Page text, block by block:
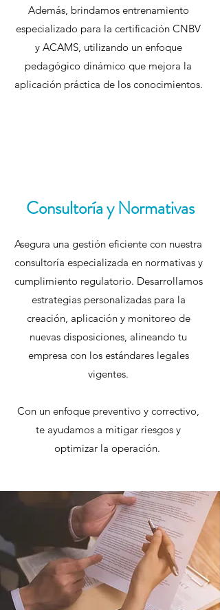
Además, brindamos entrenamiento
especializado para la certificación CNBV
y ACAMS, utilizando un enfoque
pedagógico dinámico que mejora la
aplicación práctica de los conocimientos.
Consultoría y Normativas
Asegura una gestión eficiente con nuestra
consultoría especializada en normativas y
cumplimiento regulatorio. Desarrollamos
estrategias personalizadas para la
creación, aplicación y monitoreo de
nuevas disposiciones, alineando tu
empresa con los estándares legales
vigentes.
Con un enfoque preventivo y correctivo,
te ayudamos a mitigar riesgos y
optimizar la operación.